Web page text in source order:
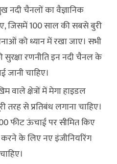
नदी चैनलों का वैज्ञानिक
जिसमें 100 साल की सबसे बुरी
को ध्यान में रखा जाए। सभी
सुरक्षा रणनीति इन नदी चैनल के
चाहिए।
क्षेत्रों में मेगा हाइडल
तरह से प्रतिबंध लगाना चाहिए।
फीट ऊंचाई पर सीमित किए
के लिए नए इंजीनियरिंग